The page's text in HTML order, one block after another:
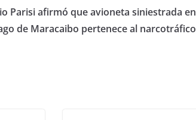
Parisi afirmó que avioneta siniestrada en
de Maracaibo pertenece al narcotráfico